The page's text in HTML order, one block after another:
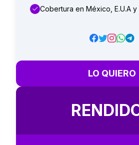
Cobertura en México, E.U.A y
LO QUIERO